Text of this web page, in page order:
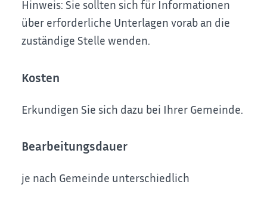
Hinweis: Sie sollten sich für Informationen
über erforderliche Unterlagen vorab an die
zuständige Stelle wenden.
Kosten
Erkundigen Sie sich dazu bei Ihrer Gemeinde.
Bearbeitungsdauer
je nach Gemeinde unterschiedlich